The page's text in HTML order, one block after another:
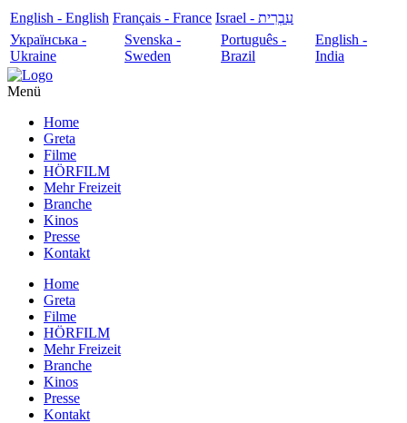
English - English Français - France
עִבְרִית - Israel
Українська -
Ukraine
Svenska -
Sweden
Português -
Brazil
English -
India
Menü
Home
Greta
Filme
HÖRFILM
Mehr Freizeit
Branche
Kinos
Presse
Kontakt
Home
Greta
Filme
HÖRFILM
Mehr Freizeit
Branche
Kinos
Presse
Kontakt